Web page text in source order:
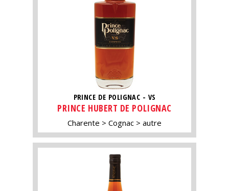
PRINCE DE POLIGNAC - VS
PRINCE HUBERT DE POLIGNAC
Charente Cognac autre